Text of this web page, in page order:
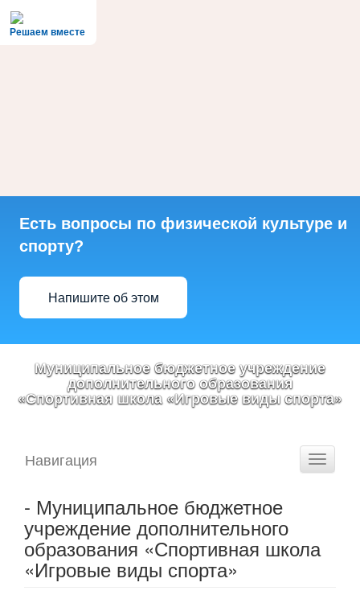
Решаем вместе
Есть вопросы по физической культуре и
спорту?
Напишите об этом
Муниципальное бюджетное учреждение
дополнительного образования
«Спортивная школа «Игровые виды спорта»
Toggle
Навигация
- Муниципальное бюджетное
учреждение дополнительного
образования «Спортивная школа
«Игровые виды спорта»